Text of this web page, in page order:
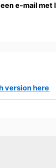
e-mail met
version here